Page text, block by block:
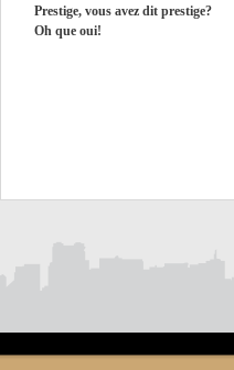
Prestige, vous avez dit prestige?
Oh que oui!